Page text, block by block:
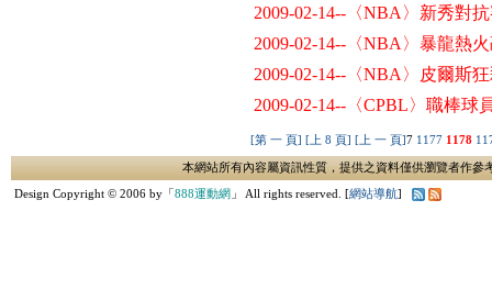
2009-02-14--〈NBA〉新秀對
2009-02-14--〈NBA〉暴龍熱
2009-02-14--〈NBA〉皮爾斯
2009-02-14--〈CPBL〉職棒球
[第 一 頁] [上 8 頁] [上 一 頁]7 1177 1178
本網站所有內容屬資訊性質，提供之資料僅供瀏覽者作
Design Copyright © 2006 by「888運動網 」 All rights reserved. [網站導航]